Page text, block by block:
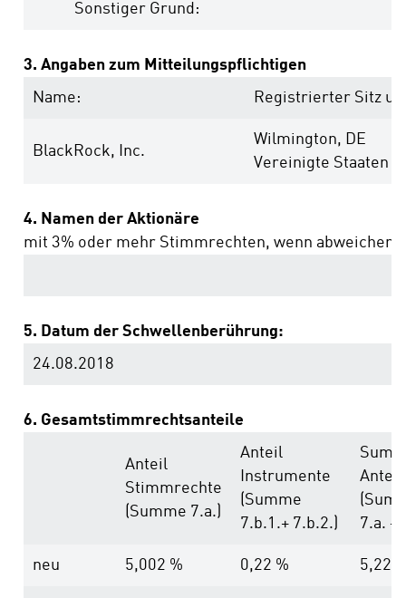
Sonstiger Grund:
3. Angaben zum Mitteilungspflichtigen
Name:
Registrierter Sitz
BlackRock, Inc.
Wilmington, DE
Vereinigte Staaten
4. Namen der Aktionäre
mit 3% oder mehr Stimmrechten, wenn abweichend
5. Datum der Schwellenberührung:
24.08.2018
6. Gesamtstimmrechtsanteile
Anteil
Stimmrechte
(Summe 7.a.)
Anteil
Instrumente
(Summe
7.b.1.+ 7.b.2.)
7.a. +
neu 5,002 % 0,22 % 5,22